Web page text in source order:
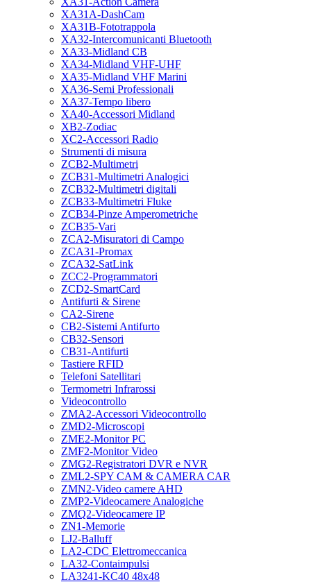
XA31A-DashCam
XA31B-Fototrappola
XA32-Intercomunicanti Bluetooth
XA33-Midland CB
XA34-Midland VHF-UHF
XA35-Midland VHF Marini
XA36-Semi Professionali
XA37-Tempo libero
XA40-Accessori Midland
XB2-Zodiac
XC2-Accessori Radio
Strumenti di misura
ZCB2-Multimetri
ZCB31-Multimetri Analogici
ZCB32-Multimetri digitali
ZCB33-Multimetri Fluke
ZCB34-Pinze Amperometriche
ZCB35-Vari
ZCA2-Misuratori di Campo
ZCA31-Promax
ZCA32-SatLink
ZCC2-Programmatori
ZCD2-SmartCard
Antifurti & Sirene
CA2-Sirene
CB2-Sistemi Antifurto
CB32-Sensori
CB31-Antifurti
Tastiere RFID
Telefoni Satellitari
Termometri Infrarossi
Videocontrollo
ZMA2-Accessori Videocontrollo
ZMD2-Microscopi
ZME2-Monitor PC
ZMF2-Monitor Video
ZMG2-Registratori DVR e NVR
ZML2-SPY CAM & CAMERA CAR
ZMN2-Video camere AHD
ZMP2-Videocamere Analogiche
ZMQ2-Videocamere IP
ZN1-Memorie
LJ2-Balluff
LA2-CDC Elettromeccanica
LA32-Contaimpulsi
LA3241-KC40 48x48